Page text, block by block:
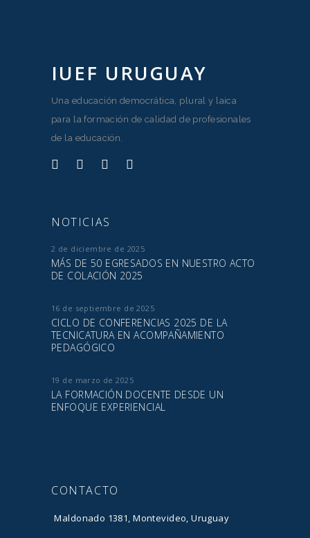
IUEF URUGUAY
Una educación democrática, plural y laica
para la formación de calidad de profesionales
de la educación.
NOTICIAS
2 de diciembre de 2025
MÁS DE 50 EGRESADOS EN NUESTRO ACTO
DE COLACIÓN 2025
16 de septiembre de 2025
CICLO DE CONFERENCIAS 2025 DE LA
TECNICATURA EN ACOMPAÑAMIENTO
PEDAGÓGICO
19 de marzo de 2025
LA FORMACIÓN DOCENTE DESDE UN
ENFOQUE EXPERIENCIAL
CONTACTO
Maldonado 1381, Montevideo, Uruguay